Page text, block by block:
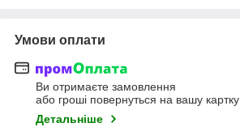
Умови оплати
Ви отримаєте замовлення
або гроші повернуться на вашу картку
Детальніше